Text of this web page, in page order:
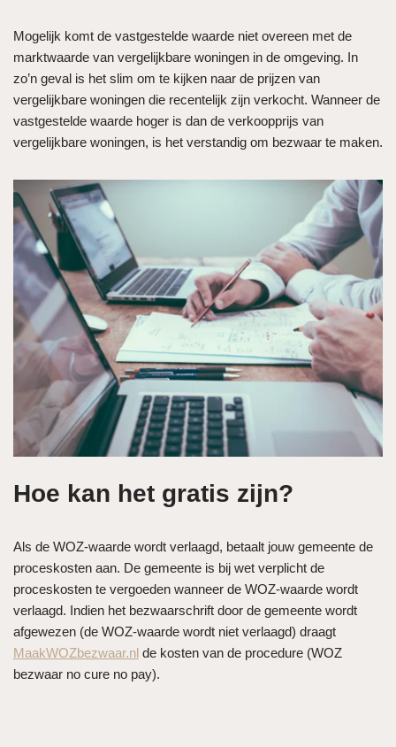
Mogelijk komt de vastgestelde waarde niet overeen met de
marktwaarde van vergelijkbare woningen in de omgeving. In
zo’n geval is het slim om te kijken naar de prijzen van
vergelijkbare woningen die recentelijk zijn verkocht. Wanneer de
vastgestelde waarde hoger is dan de verkoopprijs van
vergelijkbare woningen, is het verstandig om bezwaar te maken.
Hoe kan het gratis zijn?
Als de WOZ-waarde wordt verlaagd, betaalt jouw gemeente de
proceskosten aan. De gemeente is bij wet verplicht de
proceskosten te vergoeden wanneer de WOZ-waarde wordt
verlaagd. Indien het bezwaarschrift door de gemeente wordt
afgewezen (de WOZ-waarde wordt niet verlaagd) draagt
MaakWOZbezwaar.nl de kosten van de procedure (WOZ
bezwaar no cure no pay).